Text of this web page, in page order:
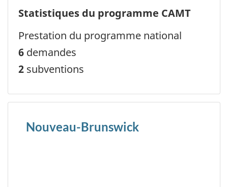
Statistiques du programme CAMT
Prestation du programme national
6 demandes
2 subventions
Nouveau-Brunswick